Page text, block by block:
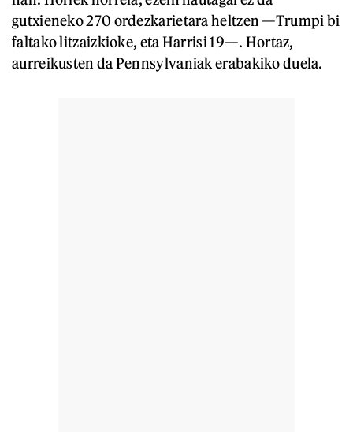
gutxieneko 270 ordezkarietara heltzen —Trumpi bi
faltako litzaizkioke, eta Harrisi 19—. Hortaz,
aurreikusten da Pennsylvaniak erabakiko duela.